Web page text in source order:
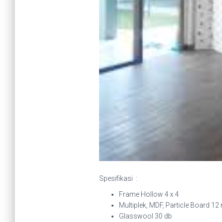
Spesifikasi :
Frame Hollow 4 x 4
Multiplek, MDF, Particle Board 12
Glasswool 30 db